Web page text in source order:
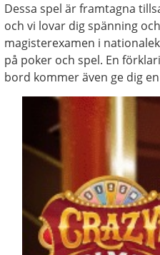
Dessa spel är framtagna
och vi lovar dig spänning
magisterexamen i
på poker och spel. En
bord kommer även ge dig